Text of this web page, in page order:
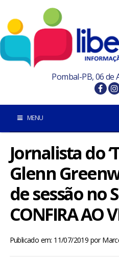
Pombal-PB, 06 de
MENU
POMBAL E REGIÃO
Jornalista do
Glenn
de sessão no
CONFIRA AO
Publicado em: 11/07/2019 por